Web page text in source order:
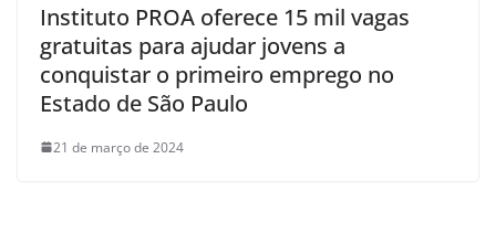
Instituto PROA oferece 15 mil vagas
gratuitas para ajudar jovens a
conquistar o primeiro emprego no
Estado de São Paulo
21 de março de 2024